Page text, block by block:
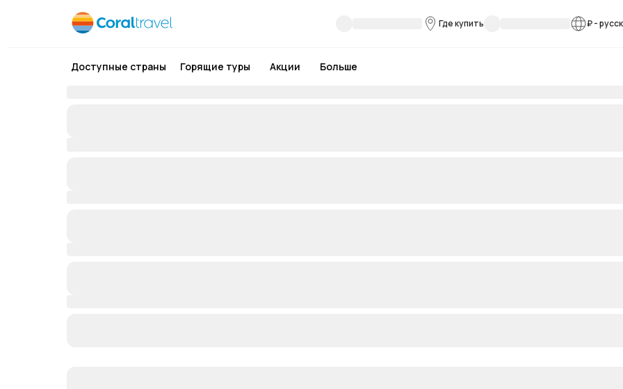
Где купить ₽-
Доступные страны Горящие туры Акции Больше